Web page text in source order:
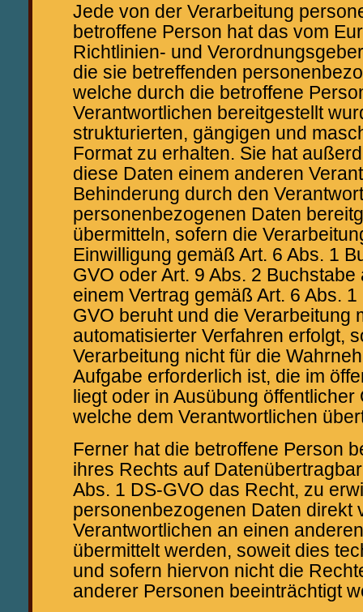
Jede von der Verarbeitung
betroffene Person hat das vom
Richtlinien- und
die sie betreffenden
welche durch die betroffene
Verantwortlichen bereitgestellt
strukturierten, gängigen und
Format zu erhalten. Sie hat
diese Daten einem anderen
Behinderung durch den
personenbezogenen Daten
übermitteln, sofern die
Einwilligung gemäß Art. 6 Abs. 1
GVO oder Art. 9 Abs. 2
einem Vertrag gemäß Art. 6 Abs.
GVO beruht und die Verarbeitung
automatisierter Verfahren erfolgt,
Verarbeitung nicht für die
Aufgabe erforderlich ist, die im
liegt oder in Ausübung öffentlicher
welche dem Verantwortlichen
Ferner hat die betroffene Person
ihres Rechts auf
Abs. 1 DS-GVO das Recht, zu
personenbezogenen Daten direkt
Verantwortlichen an einen
übermittelt werden, soweit dies
und sofern hiervon nicht die
anderer Personen beeinträchtigt